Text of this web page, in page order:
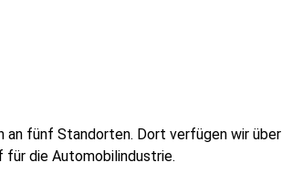
an fünf Standorten. Dort verfügen wir über
die Automobilindustrie.